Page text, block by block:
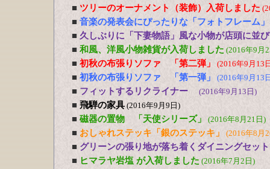
■ ツリーのオーナメント（装飾）入荷しました
■ 音楽の発表会にぴったりな「フォトフレーム
■ 久しぶりに「下妻物語」風な小物が店頭に並
■ 和風、洋風小物雑貨が入荷しました (2016年9月
■ 初秋の布張りソファ 「第二弾」 (2016年9月13
■ 初秋の布張りソファ 「第一弾」 (2016年9月13
■ フィットするリクライナー (2016年9月13日)
■ 飛騨の家具 (2016年9月9日)
■ 磁器の置物 「天使シリーズ」 (2016年8月21日)
■ おしゃれステッキ「銀のステッキ」 (2016年8月
■ グリーンの張り地が落ち着くダイニングセッ
■ ヒマラヤ岩塩 が入荷しました (2016年7月2日)